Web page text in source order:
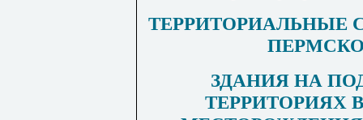
ТЕРРИТОРИАЛЬНЫЕ
ЗДАНИЯ НА
ТЕРРИТОРИЯХ